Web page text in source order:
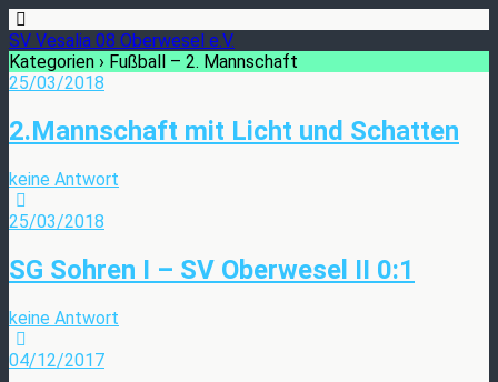
SV Vesalia 08 Oberwesel e.V.
Kategorien › Fußball – 2. Mannschaft
25/03/2018
2.Mannschaft mit Licht und Schatten
keine Antwort
25/03/2018
SG Sohren I – SV Oberwesel II 0:1
keine Antwort
04/12/2017